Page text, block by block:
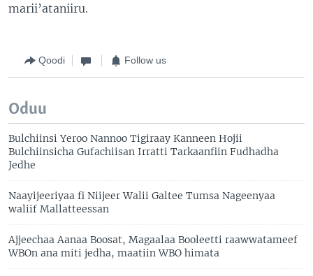
marii’ataniiru.
Qoodi Follow us
Oduu
Bulchiinsi Yeroo Nannoo Tigiraay Kanneen Hojii
Bulchiinsicha Gufachiisan Irratti Tarkaanfiin Fudhadha
Jedhe
Naayijeeriyaa fi Niijeer Walii Galtee Tumsa Nageenyaa
waliif Mallatteessan
Ajjeechaa Aanaa Boosat, Magaalaa Booleetti raawwatameef
WBOn ana miti jedha, maatiin WBO himata